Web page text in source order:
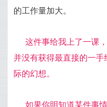
的工作量加大。
这件事给我上了一课
并没有获得最直接的一
际的幻想。
如果你明知道某件事